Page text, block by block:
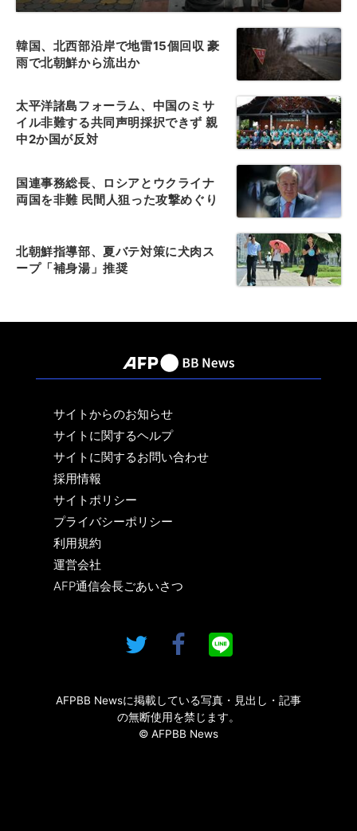
韓国、北西部沿岸で地雷15個回収 豪
雨で北朝鮮から流出か
太平洋諸島フォーラム、中国のミサ
イル非難する共同声明採択できず 親
中2か国が反対
国連事務総長、ロシアとウクライナ
両国を非難 民間人狙った攻撃めぐり
北朝鮮指導部、夏バテ対策に犬肉ス
ープ「補身湯」推奨
サイトからのお知らせ
サイトに関するヘルプ
サイトに関するお問い合わせ
採用情報
サイトポリシー
プライバシーポリシー
利用規約
運営会社
AFP通信会長ごあいさつ
AFPBB Newsに掲載している写真・見出し・記事
の無断使用を禁じます。
© AFPBB News